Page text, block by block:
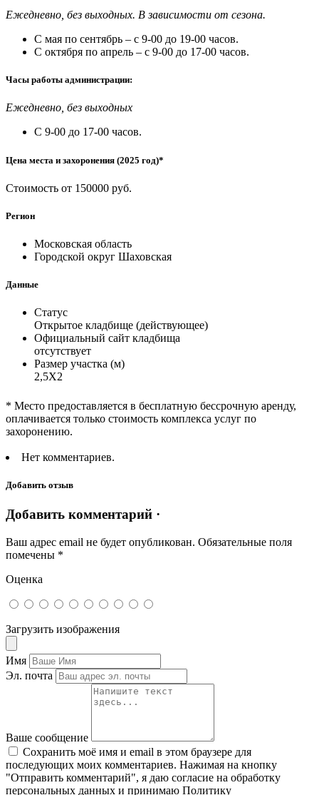
Ежедневно, без выходных. В зависимости от сезона.
С мая по сентябрь – с 9-00 до 19-00 часов.
С октября по апрель – с 9-00 до 17-00 часов.
Часы работы администрации:
Ежедневно, без выходных
С 9-00 до 17-00 часов.
Цена места и захоронения (2025 год)*
Стоимость от 150000 руб.
Регион
Московская область
Городской округ Шаховская
Данные
Статус
Открытое кладбище (действующее)
Официальный сайт кладбища
отсутствует
Размер участка (м)
2,5Х2
* Место предоставляется в бесплатную бессрочную аренду,
оплачивается только стоимость комплекса услуг по
захоронению.
Нет комментариев.
Добавить отзыв
Добавить комментарий ·
Ваш адрес email не будет опубликован. Обязательные поля
помечены *
Оценка
Загрузить изображения
Имя
Эл. почта
Ваше сообщение
Сохранить моё имя и email в этом браузере для
последующих моих комментариев. Нажимая на кнопку
"Отправить комментарий", я даю согласие на обработку
персональных данных и принимаю Политику